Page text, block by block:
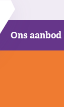
Ons aanbod